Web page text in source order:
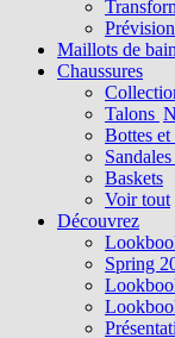
Maillots de bain
Chaussures
Talons
Bottes et
Baskets
Voir tout
Découvrez
Spring